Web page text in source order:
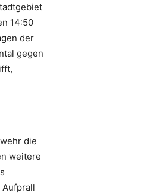
14:50
der
gegen
die
weitere